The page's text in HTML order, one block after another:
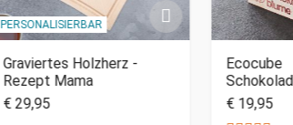
PERSONALISIERBAR
Graviertes Holzherz -
Rezept Mama
€ 29,95
Ecocube
€ 19,95